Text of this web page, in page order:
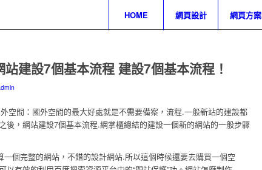
HOME 網頁設計 網頁方案
建設7個基本流程 建設7個基本流程！
間：國外空間的最大好處就是不需要備案，流程.一般新站的建設都
後，網站建設7個基本流程.網掌櫃總結的建設一個新的網站的一般步驟
個完整的網站，不錯的設計網站.所以這個時候還要去購買一個空